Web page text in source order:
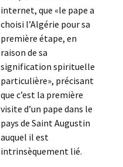
internet, que «le pape a
choisi l’Algérie pour sa
première étape, en
raison de sa
signification spirituelle
particulière», précisant
que c’est la première
visite d’un pape dans le
pays de Saint Augustin
auquel il est
intrinsèquement lié.